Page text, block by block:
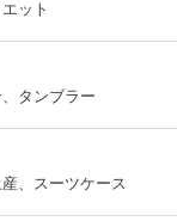
ット
タンブラー
、スーツケース